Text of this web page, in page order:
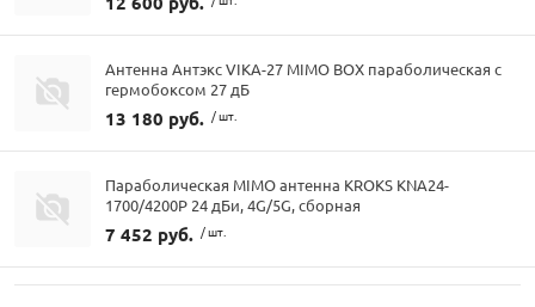
Антенна Антэкс VIKA-27 MIMO BOX параболическая с
гермобоксом 27 дБ
13 180 руб. / шт.
Параболическая MIMO антенна KROKS KNA24-
1700/4200P 24 дБи, 4G/5G, сборная
7 452 руб. / шт.